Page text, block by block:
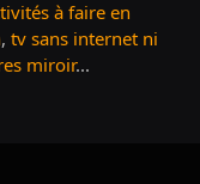
à faire en
, tv sans internet ni
miroir...